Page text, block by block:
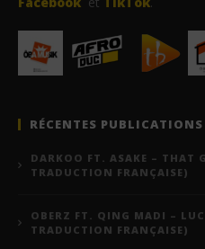
RÉCENTES PUBLICATIONS
DARKOO FT. ASAKE – THAT
TRADUCTION FRANÇAISE)
OBERZ FT. QING MADI –
TRADUCTION FRANÇAISE)